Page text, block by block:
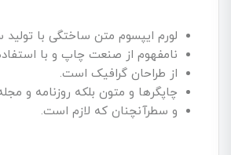
لورم ایپسوم متن ساختگی با تولید
نامفهوم از صنعت چاپ و با
از طراحان گرافیک است.
چاپگرها و متون بلکه روزنامه و
و سطرآنچنان که لازم است.